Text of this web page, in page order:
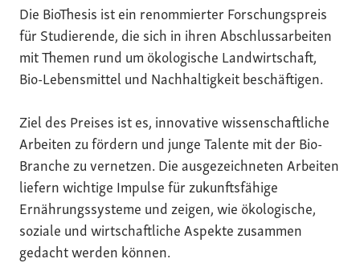
Die BioThesis ist ein renommierter Forschungspreis
für Studierende, die sich in ihren Abschlussarbeiten
mit Themen rund um ökologische Landwirtschaft,
Bio-Lebensmittel und Nachhaltigkeit beschäftigen.
Ziel des Preises ist es, innovative wissenschaftliche
Arbeiten zu fördern und junge Talente mit der Bio-
Branche zu vernetzen. Die ausgezeichneten Arbeiten
liefern wichtige Impulse für zukunftsfähige
Ernährungssysteme und zeigen, wie ökologische,
soziale und wirtschaftliche Aspekte zusammen
gedacht werden können.